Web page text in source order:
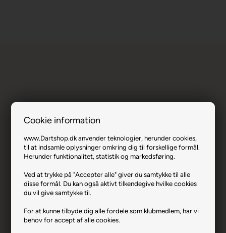
Cookie information
www.Dartshop.dk anvender teknologier, herunder cookies,
til at indsamle oplysninger omkring dig til forskellige formål.
Herunder funktionalitet, statistik og markedsføring.
Ved at trykke på "Accepter alle" giver du samtykke til alle
disse formål. Du kan også aktivt tilkendegive hvilke cookies
du vil give samtykke til.
For at kunne tilbyde dig alle fordele som klubmedlem, har vi
behov for accept af alle cookies.
Varenr.: 1025-29846
Vægt
26
Materiale
Længde i mm
50,0